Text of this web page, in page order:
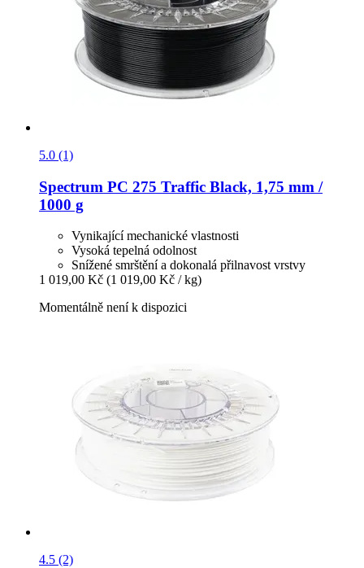
5.0 (1)
Spectrum PC 275 Traffic Black, 1,75 mm /
1000 g
Vynikající mechanické vlastnosti
Vysoká tepelná odolnost
Snížené smrštění a dokonalá přilnavost vrstvy
1 019,00 Kč (1 019,00 Kč / kg)
Momentálně není k dispozici
4.5 (2)